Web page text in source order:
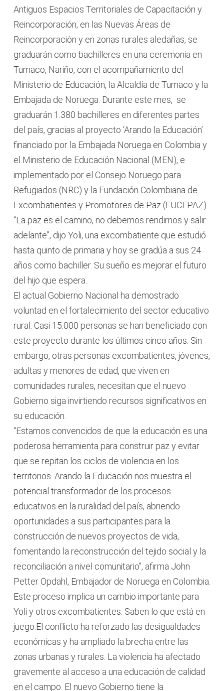
Antiguos Espacios Territoriales de Capacitación y
Reincorporación, en las Nuevas Áreas de
Reincorporación y en zonas rurales aledañas, se
graduarán como bachilleres en una ceremonia en
Tumaco, Nariño, con el acompañamiento del
Ministerio de Educación, la Alcaldía de Tumaco y la
Embajada de Noruega. Durante este mes, se
graduarán 1.380 bachilleres en diferentes partes
del país, gracias al proyecto ‘Arando la Educación’
financiado por la Embajada Noruega en Colombia y
el Ministerio de Educación Nacional (MEN), e
implementado por el Consejo Noruego para
Refugiados (NRC) y la Fundación Colombiana de
Excombatientes y Promotores de Paz (FUCEPAZ).
“La paz es el camino, no debemos rendirnos y salir
adelante”, dijo Yoli, una excombatiente que estudió
hasta quinto de primaria y hoy se gradúa a sus 24
años como bachiller. Su sueño es mejorar el futuro
del hijo que espera.
El actual Gobierno Nacional ha demostrado
voluntad en el fortalecimiento del sector educativo
rural. Casi 15.000 personas se han beneficiado con
este proyecto durante los últimos cinco años. Sin
embargo, otras personas excombatientes, jóvenes,
adultas y menores de edad, que viven en
comunidades rurales, necesitan que el nuevo
Gobierno siga invirtiendo recursos significativos en
su educación.
“Estamos convencidos de que la educación es una
poderosa herramienta para construir paz y evitar
que se repitan los ciclos de violencia en los
territorios. Arando la Educación nos muestra el
potencial transformador de los procesos
educativos en la ruralidad del país, abriendo
oportunidades a sus participantes para la
construcción de nuevos proyectos de vida,
fomentando la reconstrucción del tejido social y la
reconciliación a nivel comunitario”, afirma John
Petter Opdahl, Embajador de Noruega en Colombia.
Este proceso implica un cambio importante para
Yoli y otros excombatientes. Saben lo que está en
juego.El conflicto ha reforzado las desigualdades
económicas y ha ampliado la brecha entre las
zonas urbanas y rurales. La violencia ha afectado
gravemente al acceso a una educación de calidad
en el campo. El nuevo Gobierno tiene la